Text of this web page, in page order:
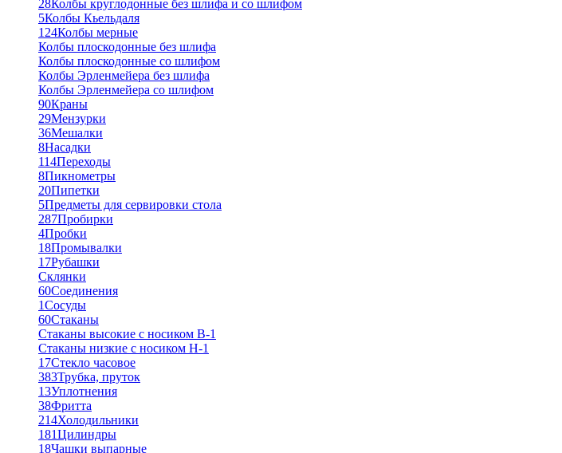
28Колбы круглодонные без шлифа и со шлифом
5Колбы Кьельдаля
124Колбы мерные
Колбы плоскодонные без шлифа
Колбы плоскодонные со шлифом
Колбы Эрленмейера без шлифа
Колбы Эрленмейера со шлифом
90Краны
29Мензурки
36Мешалки
8Насадки
114Переходы
8Пикнометры
20Пипетки
5Предметы для сервировки стола
287Пробирки
4Пробки
18Промывалки
17Рубашки
Склянки
60Соединения
1Сосуды
60Стаканы
Стаканы высокие с носиком В-1
Стаканы низкие с носиком Н-1
17Стекло часовое
383Трубка, пруток
13Уплотнения
38Фритта
214Холодильники
181Цилиндры
18Чашки выпарные